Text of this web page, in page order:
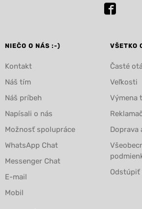
NIEČO O NÁS :-)
Kontakt
Náš tím
Náš príbeh
Napísali o nás
Možnosť spolupráce
WhatsApp Chat
Messenger Chat
E-mail
Mobil
VŠETKO
Časté
Veľkosti
Výmena
Doprava
Odstúpiť